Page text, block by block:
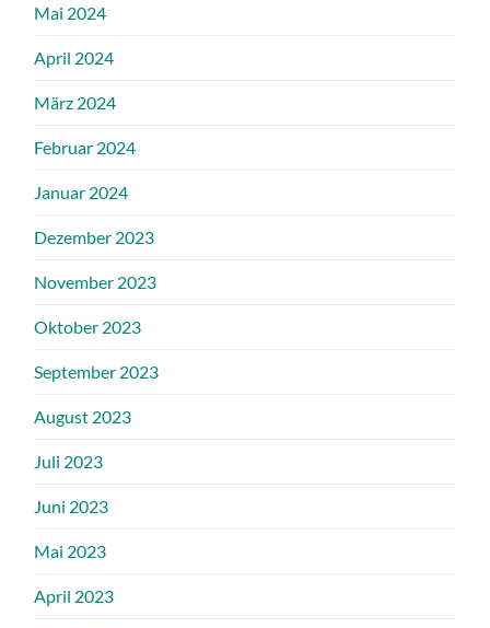
Mai 2024
April 2024
März 2024
Februar 2024
Januar 2024
Dezember 2023
November 2023
Oktober 2023
September 2023
August 2023
Juli 2023
Juni 2023
Mai 2023
April 2023